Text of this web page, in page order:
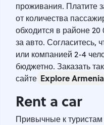
проживания. Платите
от количества
обходится в районе
за авто. Согласитесь,
или компанией 2-4
бюджетно. Заказать
сайте Explore Armenia
Rent a car
Привычные к